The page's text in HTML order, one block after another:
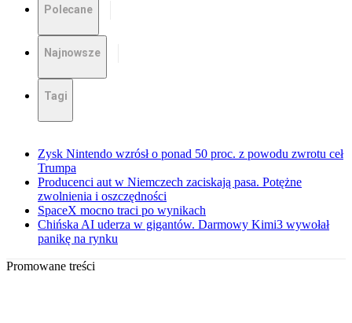
Polecane
Najnowsze
Tagi
Zysk Nintendo wzrósł o ponad 50 proc. z powodu zwrotu ceł
Trumpa
Producenci aut w Niemczech zaciskają pasa. Potężne
zwolnienia i oszczędności
SpaceX mocno traci po wynikach
Chińska AI uderza w gigantów. Darmowy Kimi3 wywołał
panikę na rynku
Promowane treści